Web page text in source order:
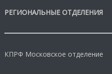
РЕГИОНАЛЬНЫЕ ОТДЕЛЕНИЯ
КПРФ Московское отделение